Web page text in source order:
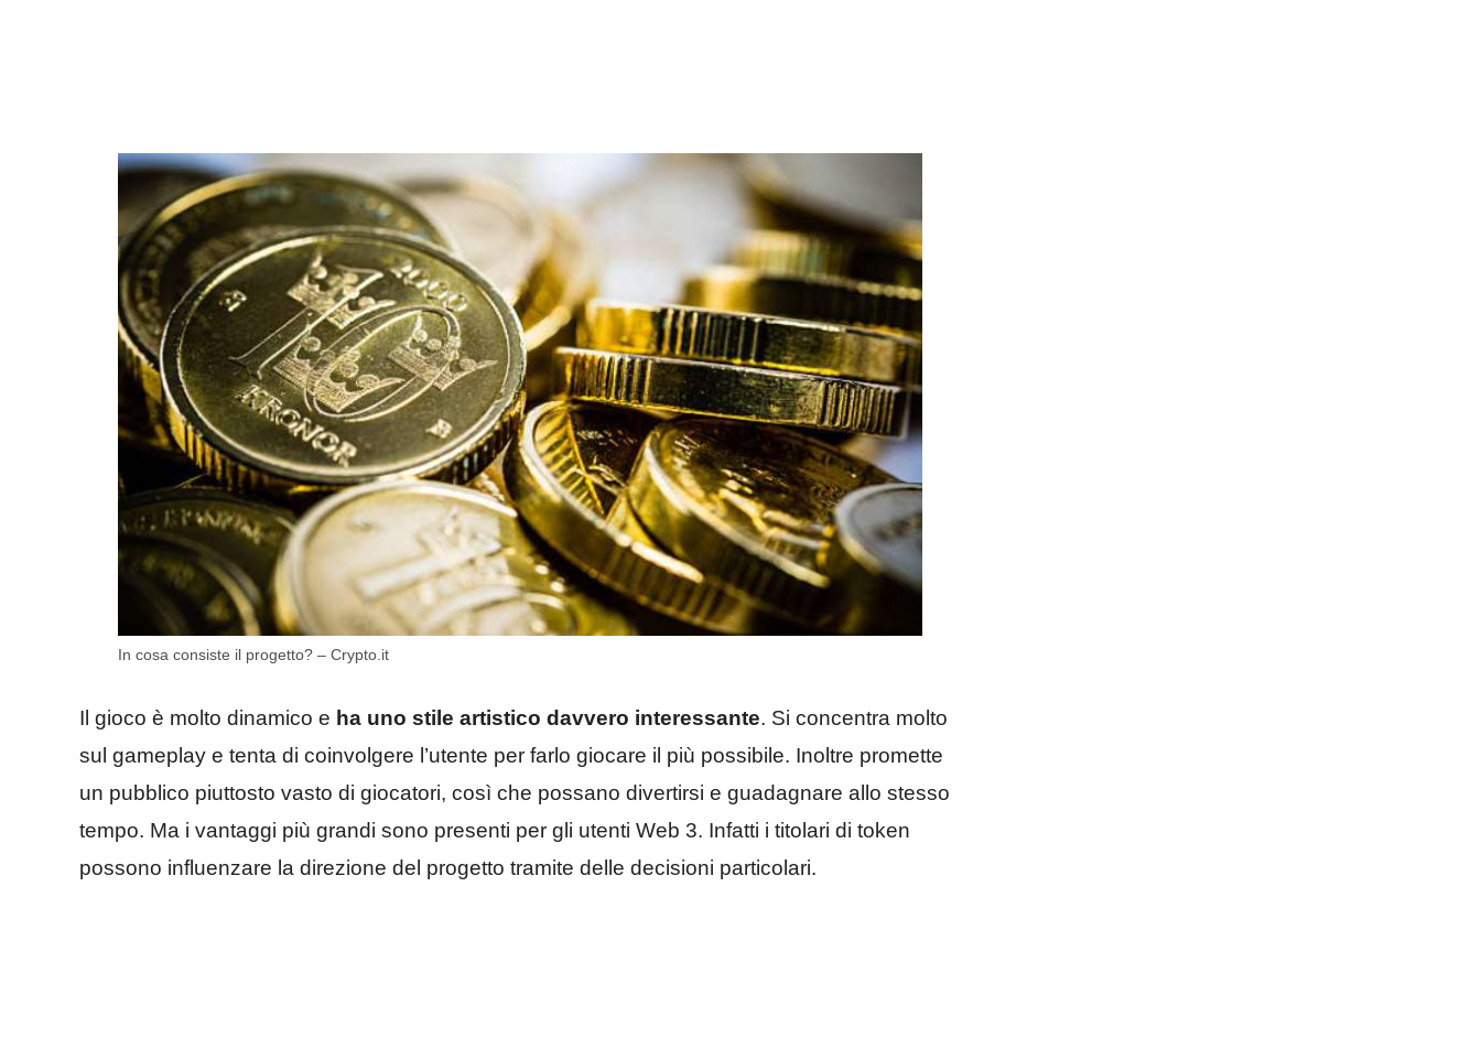
In cosa consiste il progetto? – Crypto.it
Il gioco è molto dinamico e ha uno stile artistico davvero interessante. Si concentra molto
sul gameplay e tenta di coinvolgere l’utente per farlo giocare il più possibile. Inoltre promette
un pubblico piuttosto vasto di giocatori, così che possano divertirsi e guadagnare allo stesso
tempo. Ma i vantaggi più grandi sono presenti per gli utenti Web 3. Infatti i titolari di token
possono influenzare la direzione del progetto tramite delle decisioni particolari.